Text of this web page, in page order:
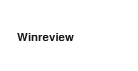
Winreview